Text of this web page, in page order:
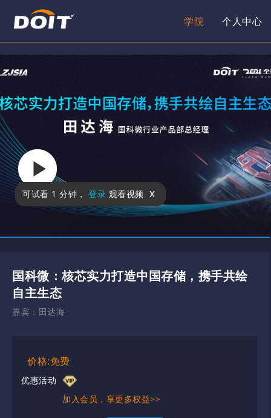
学院 个人中心
可试看 1 分钟 ， 登录 观看视频 x
国科微：核芯实力打造中国存储，携手共绘
自主生态
嘉宾： 田达海
价格:免费
优惠活动
加入会员，享更多权益>>